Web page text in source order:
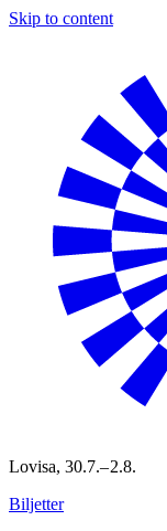
Skip to content
Lovisa, 30.7.– 2.8.
Biljetter